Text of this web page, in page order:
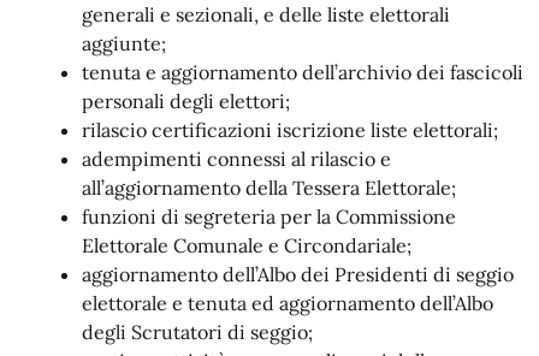
generali e sezionali, e delle liste elettorali
aggiunte;
tenuta e aggiornamento dell’archivio dei fascicoli
personali degli elettori;
rilascio certificazioni iscrizione liste elettorali;
adempimenti connessi al rilascio e
all’aggiornamento della Tessera Elettorale;
funzioni di segreteria per la Commissione
Elettorale Comunale e Circondariale;
aggiornamento dell’Albo dei Presidenti di seggio
elettorale e tenuta ed aggiornamento dell’Albo
degli Scrutatori di seggio;